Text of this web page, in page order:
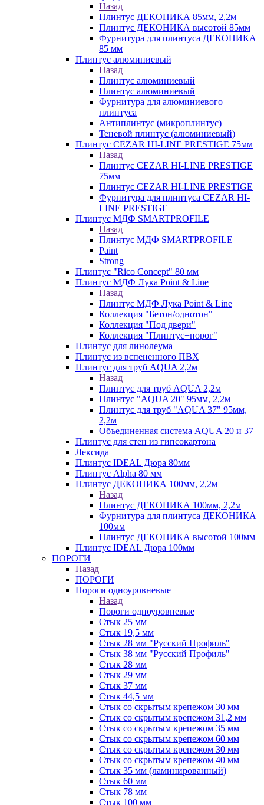
Назад
Плинтус ДЕКОНИКА 85мм, 2,2м
Плинтус ДЕКОНИКА высотой 85мм
Фурнитура для плинтуса ДЕКОНИКА
85 мм
Плинтус алюминиевый
Назад
Плинтус алюминиевый
Плинтус алюминиевый
Фурнитура для алюминиевого
плинтуса
Антиплинтус (микроплинтус)
Теневой плинтус (алюминиевый)
Плинтус CEZAR HI-LINE PRESTIGE 75мм
Назад
Плинтус CEZAR HI-LINE PRESTIGE
75мм
Плинтус CEZAR HI-LINE PRESTIGE
Фурнитура для плинтуса CEZAR HI-
LINE PRESTIGE
Плинтус МДФ SMARTPROFILE
Назад
Плинтус МДФ SMARTPROFILE
Paint
Strong
Плинтус "Rico Concept" 80 мм
Плинтус МДФ Лука Point & Line
Назад
Плинтус МДФ Лука Point & Line
Коллекция "Бетон/однотон"
Коллекция "Под двери"
Коллекция "Плинтус+порог"
Плинтус для линолеума
Плинтус из вспененного ПВХ
Плинтус для труб AQUA 2,2м
Назад
Плинтус для труб AQUA 2,2м
Плинтус "AQUA 20" 95мм, 2,2м
Плинтус для труб "AQUA 37" 95мм,
2,2м
Объединенная система AQUA 20 и 37
Плинтус для стен из гипсокартона
Лексида
Плинтус IDEAL Дюра 80мм
Плинтус Alpha 80 мм
Плинтус ДЕКОНИКА 100мм, 2,2м
Назад
Плинтус ДЕКОНИКА 100мм, 2,2м
Фурнитура для плинтуса ДЕКОНИКА
100мм
Плинтус ДЕКОНИКА высотой 100мм
Плинтус IDEAL Дюра 100мм
ПОРОГИ
Назад
ПОРОГИ
Пороги одноуровневые
Назад
Пороги одноуровневые
Стык 25 мм
Стык 19,5 мм
Стык 28 мм "Русский Профиль"
Стык 38 мм "Русский Профиль"
Стык 28 мм
Стык 29 мм
Стык 37 мм
Стык 44,5 мм
Стык со скрытым крепежом 30 мм
Стык со скрытым крепежом 31,2 мм
Стык со скрытым крепежом 35 мм
Стык со скрытым крепежом 60 мм
Стык со скрытым крепежом 30 мм
Стык со скрытым крепежом 40 мм
Стык 35 мм (ламинированный)
Стык 60 мм
Стык 78 мм
Стык 100 мм